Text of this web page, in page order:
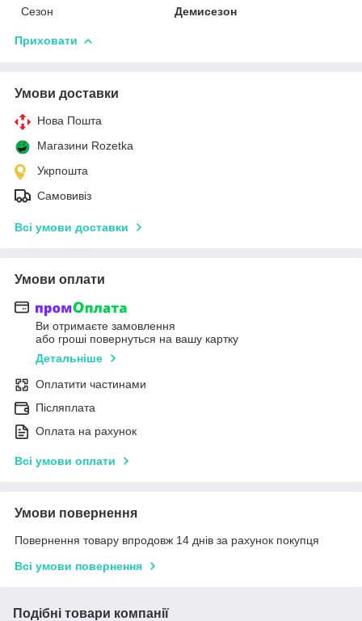
Сезон
Демисезон
Приховати
Умови доставки
Нова Пошта
Магазини Rozetka
Укрпошта
Самовивіз
Всі умови доставки
Умови оплати
Ви отримаєте замовлення
або гроші повернуться на вашу картку
Детальніше
Оплатити частинами
Післяплата
Оплата на рахунок
Всі умови оплати
Умови повернення
Повернення товару впродовж 14 днів за рахунок покупця
Всі умови повернення
Подібні товари компанії